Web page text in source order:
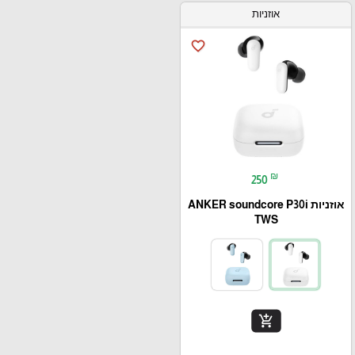
אוזניות
favorite_border
250 ₪
אוזניות ANKER soundcore P30i
TWS
add_shopping_cart